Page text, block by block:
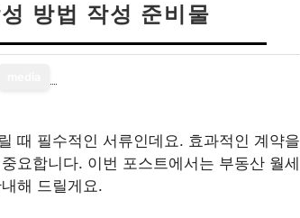
방법 작성 준비물
때 필수적인 서류인데요. 효과적인 계약을
요합니다. 이번 포스트에서는 부동산 월세
해 드릴게요.